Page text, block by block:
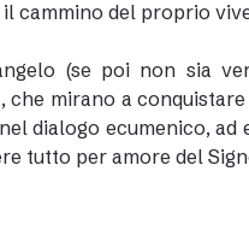
cammino del proprio
(se poi non sia
che mirano a
dialogo ecumenico,
tutto per amore del